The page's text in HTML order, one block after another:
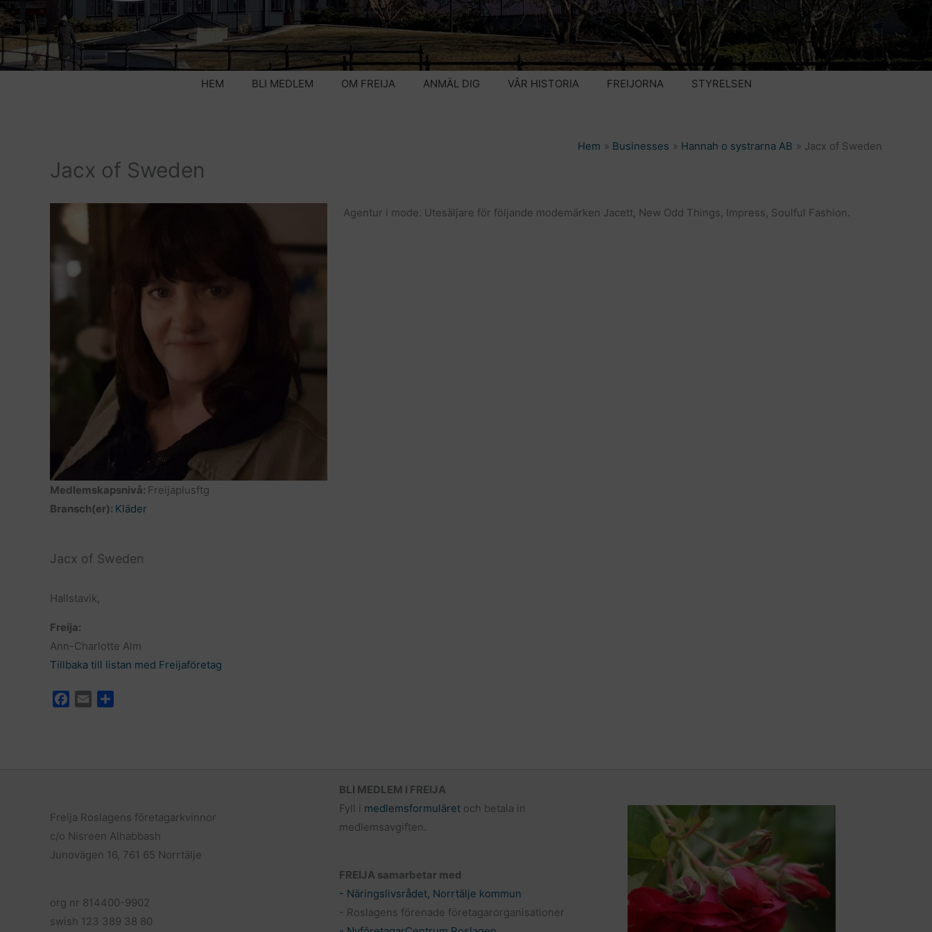
HEM BLI MEDLEM OM FREIJA ANMÄL DIG VÅR HISTORIA FREIJORNA STYRELSEN
Hem Businesses Hannah o systrarna AB Jacx of Sweden
Jacx of Sweden
Agentur i mode. Utesäljare för följande modemärken Jacett, New Odd Things, Impress, Soulful Fashion.
Medlemskapsnivå: Freijaplusftg
Bransch(er): Kläder
Jacx of Sweden
Hallstavik,
Freija:
Ann-Charlotte Alm
Tillbaka till listan med Freijaföretag
k
Freija Roslagens företagarkvinnor
c/o Nisreen Alhabbash
Junovägen 16, 761 65 Norrtälje
org nr 814400-9902
swish 123 389 38 80
BLI MEDLEM I FREIJA
Fyll i medlemsformuläretoch betala in
medlemsavgiften.
FREIJA samarbetar med
- Näringslivsrådet, Norrtälje kommun
- Roslagens förenade företagarorganisationer